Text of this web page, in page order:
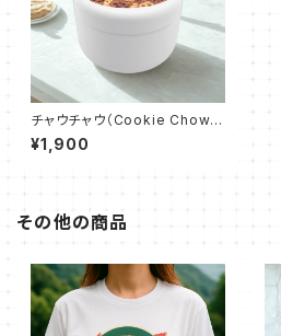
チャウチャウ（Cookie Chow）
おでかけトリーツ缶
¥1,900
その他の商品